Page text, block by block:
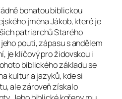
bohatou biblickou
jména Jákob, které je
patriarchů Starého
pouti, zápasu s andělem
je klíčový pro židovskou i
biblického základu se
kultur a jazyků, kde si
ale zároveň získalo